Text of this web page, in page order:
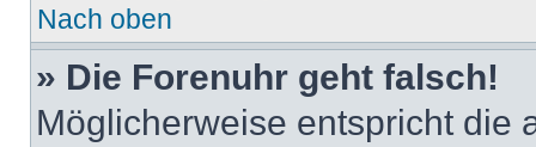
Nach oben
» Die Forenuhr geht falsch!
Möglicherweise entspricht die